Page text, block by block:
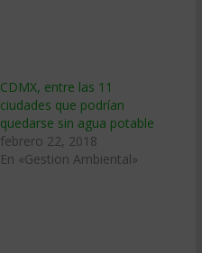
CDMX, entre las 11
ciudades que podrían
quedarse sin agua potable
febrero 22, 2018
En «Gestion Ambiental»